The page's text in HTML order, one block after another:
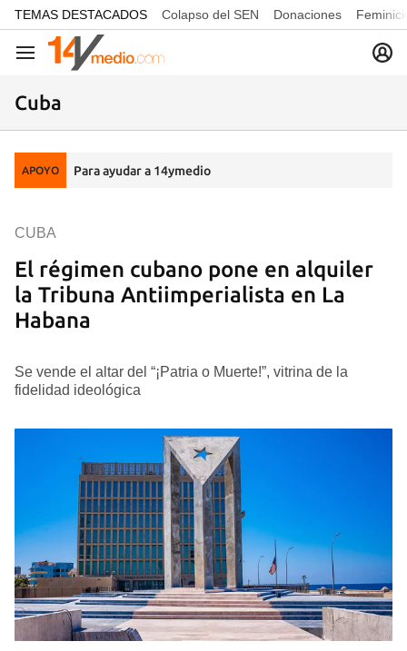
common.go-to-content
TEMAS DESTACADOS Colapso del SEN Donaciones
Navegación
Cuba
APOYO Para ayudar a 14ymedio
El régimen cubano pone en alquiler
la Tribuna Antiimperialista en La
Habana
CUBA
Se vende el altar del “¡Patria o Muerte!”, vitrina de la
fidelidad ideológica